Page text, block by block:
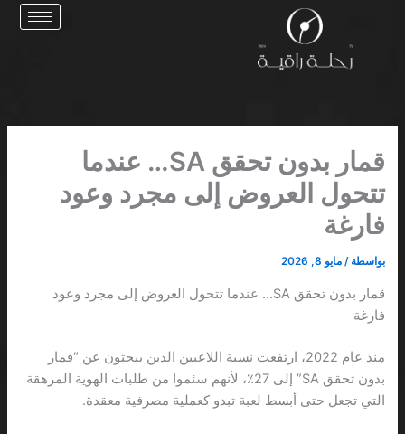
قمار بدون تحقق SA… عندما
تتحول العروض إلى مجرد وعود
فارغة
بواسطة /مايو 8, 2026
قمار بدون تحقق SA… عندما تتحول العروض إلى مجرد وعود
فارغة
منذ عام 2022، ارتفعت نسبة اللاعبين الذين يبحثون عن “قمار
بدون تحقق SA” إلى 27٪، لأنهم سئموا من طلبات الهوية المرهقة
التي تجعل حتى أبسط لعبة تبدو كعملية مصرفية معقدة.